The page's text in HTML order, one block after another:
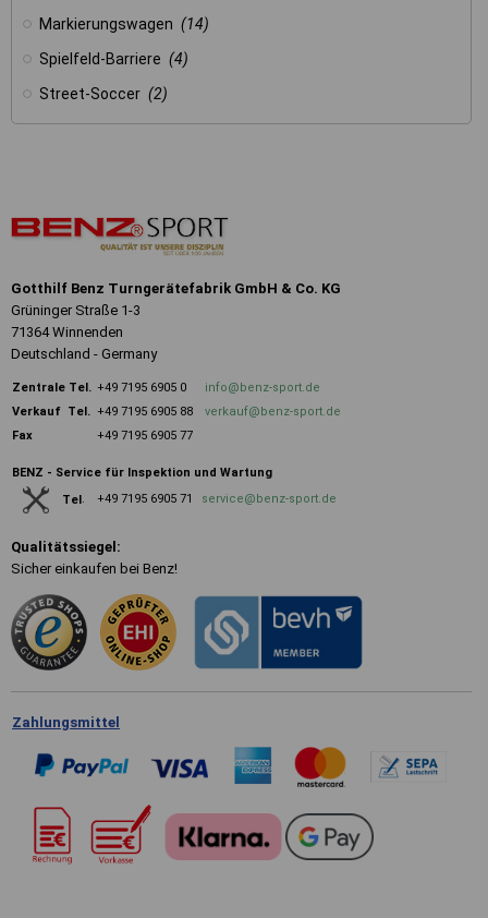
Markierungswagen (14)
Spielfeld-Barriere (4)
Street-Soccer (2)
Gotthilf Benz Turngerätefabrik GmbH & Co. KG
Grüninger Straße 1-3
71364 Winnenden
Deutschland - Germany
Zentrale Tel. +49 7195 6905 0
info@benz-sport.de
Verkauf Tel. +49 7195 6905 88
verkauf@benz-sport.de
Fax
+49 7195 6905 77
BENZ - Service für Inspektion und Wartung
Tel. +49 7195 6905 71 service@benz-sport.de
Qualitätssiegel:
Sicher einkaufen bei Benz!
Zahlungsmittel